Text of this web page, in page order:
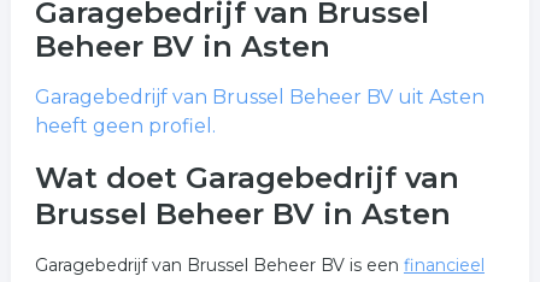
Garagebedrijf van Brussel
Beheer BVin Asten
Garagebedrijf van Brussel Beheer BVuit Asten
heeft geen profiel.
Wat doet Garagebedrijf van
Brussel Beheer BV in Asten
Garagebedrijf van Brussel Beheer BV is een financieel